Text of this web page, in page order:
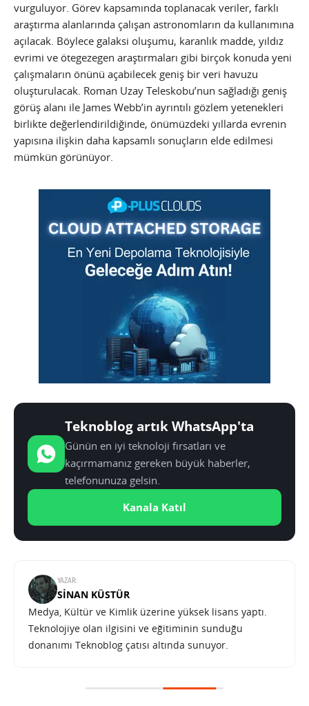
vurguluyor. Görev kapsamında toplanacak veriler, farklı
araştırma alanlarında çalışan astronomların da kullanımına
açılacak. Böylece galaksi oluşumu, karanlık madde, yıldız
evrimi ve ötegezegen araştırmaları gibi birçok konuda yeni
çalışmaların önünü açabilecek geniş bir veri havuzu
oluşturulacak. Roman Uzay Teleskobu’nun sağladığı geniş
görüş alanı ile James Webb’in ayrıntılı gözlem yetenekleri
birlikte değerlendirildiğinde, önümüzdeki yıllarda evrenin
yapısına ilişkin daha kapsamlı sonuçların elde edilmesi
mümkün görünüyor.
Teknoblog artık WhatsApp'ta
Günün en iyi teknoloji fırsatları ve
kaçırmamanız gereken büyük haberler,
telefonunuza gelsin.
Kanala Katıl
YAZAR:
SINAN KÜSTÜR
Medya, Kültür ve Kimlik üzerine yüksek lisans yaptı.
Teknolojiye olan ilgisini ve eğitiminin sunduğu
donanımı Teknoblog çatısı altında sunuyor.